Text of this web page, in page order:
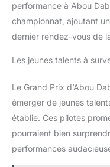
performance à Abou
championnat, ajoutant
dernier rendez-vous de
Les jeunes talents à
Le Grand Prix d’Abou
émerger de jeunes
établie. Ces pilotes
pourraient bien
performances